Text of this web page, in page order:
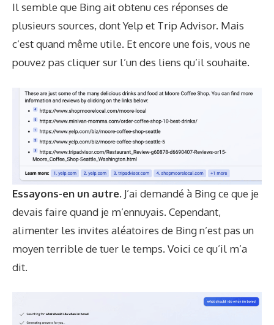
Il semble que Bing ait obtenu ces réponses de
plusieurs sources, dont Yelp et Trip Advisor. Mais
c’est quand même utile. Et encore une fois, vous ne
pouvez pas cliquer sur l’un des liens qu’il souhaite.
Essayons-en un autre. J’ai demandé à Bing ce que je
devais faire quand je m’ennuyais. Cependant,
alimenter les invites aléatoires de Bing n’est pas un
moyen terrible de tuer le temps. Voici ce qu’il m’a
dit.